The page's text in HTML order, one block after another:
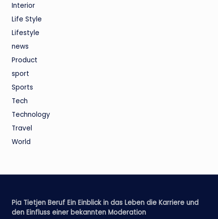
Interior
Life Style
Lifestyle
news
Product
sport
Sports
Tech
Technology
Travel
World
Pia Tietjen Beruf Ein Einblick in das Leben die Karriere und
den Einfluss einer bekannten Moderation